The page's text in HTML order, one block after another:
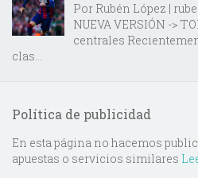
Por Rubén López |
NUEVA VERSIÓN ->
centrales
clas...
Política de publicidad
En esta página no hacemos
apuestas o servicios similares